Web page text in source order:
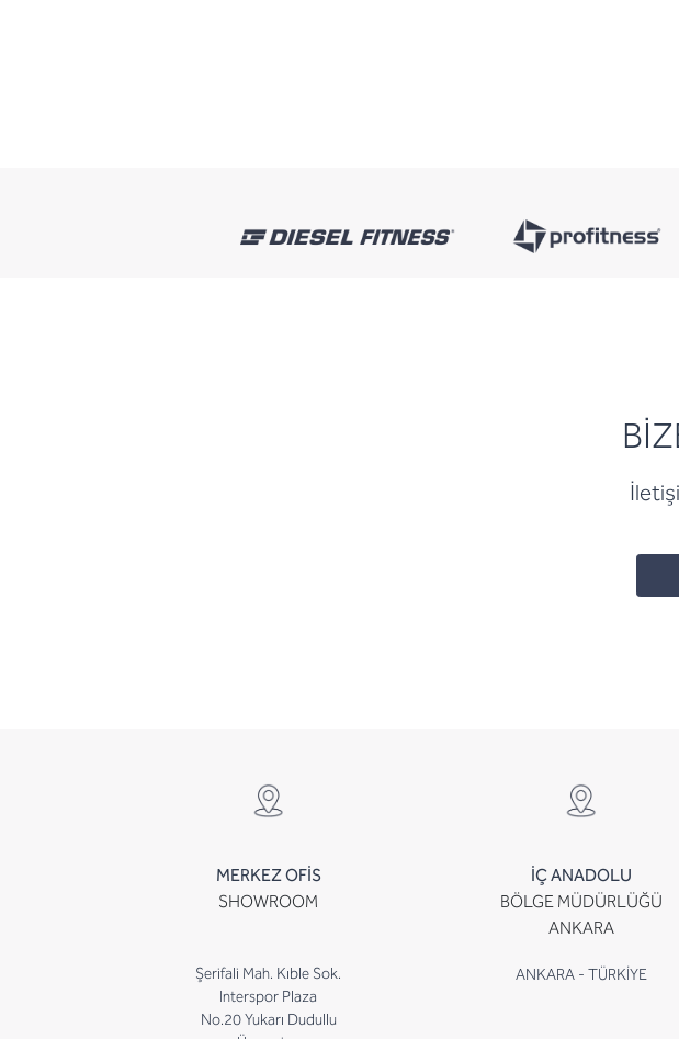
MERKEZ OFİS
SHOWROOM
Şerifali Mah. Kıble Sok.
Interspor Plaza
No.20 Yukarı Dudullu
İÇ ANADOLU
BÖLGE MÜDÜRLÜĞÜ
ANKARA
ANKARA - TÜRKİYE